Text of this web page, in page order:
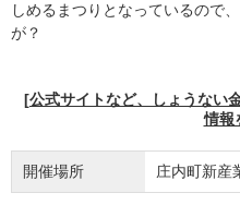
しめるまつりとなっているので
が？
[公式サイトなど、しょうない
情報
開催場所 庄内町新産